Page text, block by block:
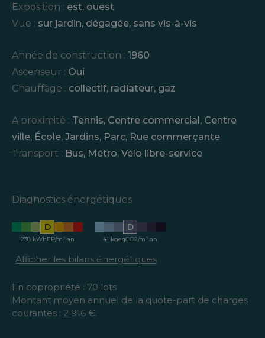
Exposition : est, ouest
Vue : sur jardin, dégagée, sans vis-à-vis
Année de construction : 1960
Ascenseur : Oui
Chauffage : collectif, radiateur, gaz
A proximité : Tennis, Centre commercial, Centre
ville, École, Jardins, Parc, Rue commerçante
Transport : Bus, Métro, Vélo libre-service
Diagnostics énergétiques
D
238 kWhEP/m².an
D
41 kgeqCO2/m².an
Afficher les bilans énergétiques
En copropriété : 70 lots
Montant moyen annuel de la quote-part de charges
courantes : 2 916 €.